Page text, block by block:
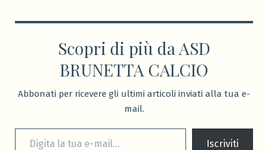
Scopri di più da ASD
BRUNETTA CALCIO
Abbonati per ricevere gli ultimi articoli inviati alla tua e-
mail.
Digita la tua e-mail...
Iscriviti